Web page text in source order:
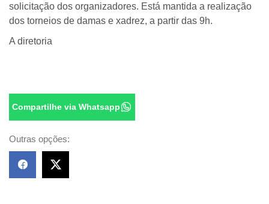
solicitação dos organizadores. Está mantida a realização
dos torneios de damas e xadrez, a partir das 9h.
A diretoria
Compartilhe via Whatsapp
Outras opções: